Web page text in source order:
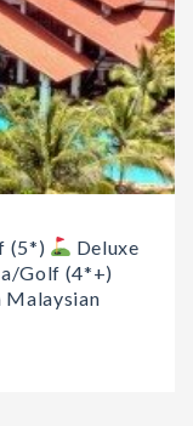
(5*)
Deluxe
Golf (4*+)
Malaysian